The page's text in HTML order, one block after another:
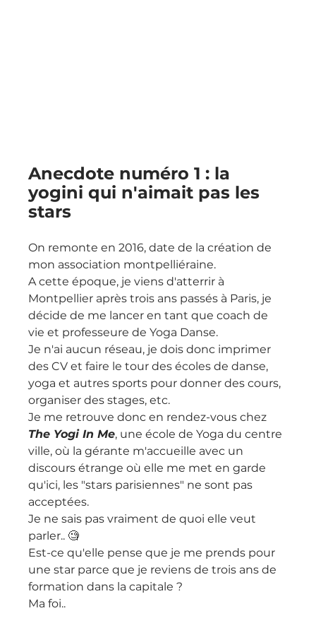
Anecdote numéro 1 : la
yogini qui n'aimait pas les
stars
On remonte en 2016, date de la création de
mon association montpelliéraine.
A cette époque, je viens d'atterrir à
Montpellier après trois ans passés à Paris, je
décide de me lancer en tant que coach de
vie et professeure de Yoga Danse.
Je n'ai aucun réseau, je dois donc imprimer
des CV et faire le tour des écoles de danse,
yoga et autres sports pour donner des cours,
organiser des stages, etc.
Je me retrouve donc en rendez-vous chez
The Yogi In Me, une école de Yoga du centre
ville, où la gérante m'accueille avec un
discours étrange où elle me met en garde
qu'ici, les "stars parisiennes" ne sont pas
acceptées.
Je ne sais pas vraiment de quoi elle veut
parler.. 🧐
Est-ce qu'elle pense que je me prends pour
une star parce que je reviens de trois ans de
formation dans la capitale ?
Ma foi..